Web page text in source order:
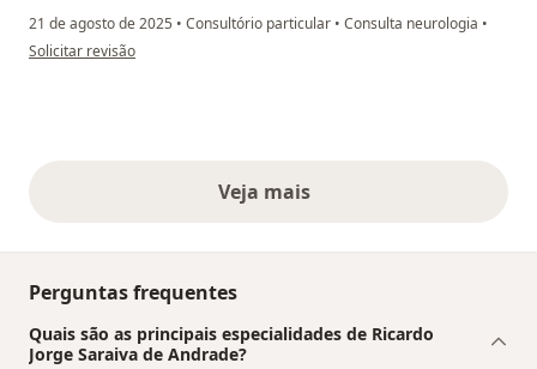
21 de agosto de 2025 • Consultório particular • Consulta neurologia •
na opinião do utilizador Rejane Romão
Solicitar revisão
Veja maisopiniões acima
Perguntas frequentes
Quais são as principais especialidades de Ricardo
Jorge Saraiva de Andrade?